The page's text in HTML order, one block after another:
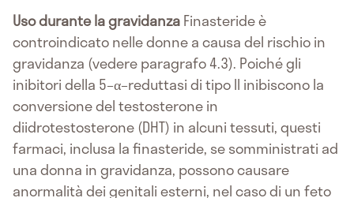
Uso durante la gravidanzaFinasteride è
controindicato nelle donne a causa del rischio in
gravidanza (vedere paragrafo 4.3). Poiché gli
inibitori della 5–α–reduttasi di tipo II inibiscono la
conversione del testosterone in
diidrotestosterone (DHT) in alcuni tessuti, questi
farmaci, inclusa la finasteride, se somministrati ad
una donna in gravidanza, possono causare
anormalità dei genitali esterni, nel caso di un feto